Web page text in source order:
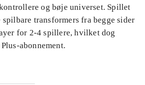
og bøje universet. Spillet
transformers fra begge sider
for 2-4 spillere, hvilket dog
abonnement.